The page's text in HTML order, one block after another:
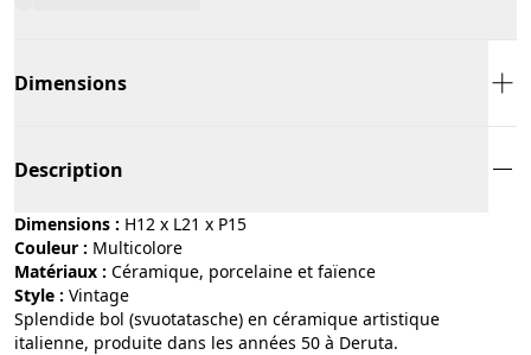
Dimensions
Description
Dimensions : H12 x L21 x P15
Couleur :
multicolore
Matériaux :
céramique, porcelaine et faïence
Style :
vintage
Splendide bol (svuotatasche) en céramique artistique
italienne, produite dans les années 50 à Deruta.